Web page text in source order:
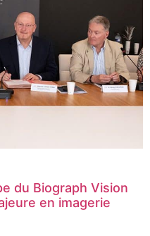
du Biograph Vision
en imagerie